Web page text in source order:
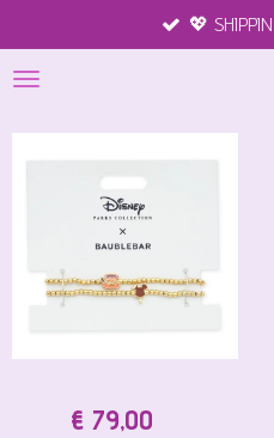
direct
naar
hoofdinhoud
💖 SHIPPING TIMES
€ 79,00